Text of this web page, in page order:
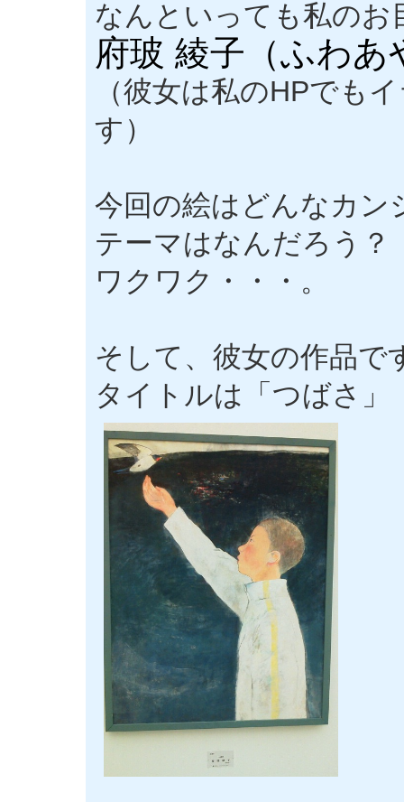
なんといっても私のお
府玻 綾子（ふわ
（彼女は私のHPでも
す）
今回の絵はどんなカン
テーマはなんだろう？
ワクワク・・・。
そして、彼女の作品で
タイトルは「つばさ」